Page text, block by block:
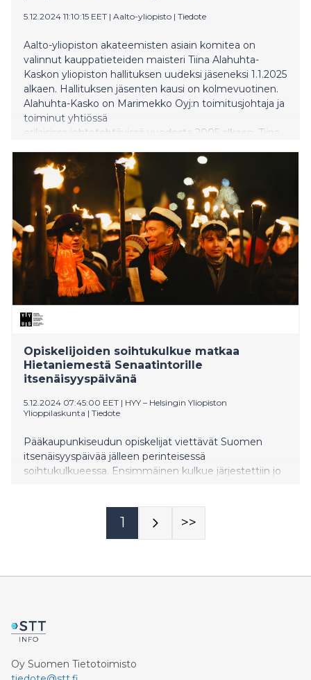
5.12.2024 11:10:15 EET | Aalto-yliopisto | Tiedote
Aalto-yliopiston akateemisten asiain komitea on
valinnut kauppatieteiden maisteri Tiina Alahuhta-
Kaskon yliopiston hallituksen uudeksi jäseneksi 1.1.2025
alkaen. Hallituksen jäsenten kausi on kolmevuotinen.
Alahuhta-Kasko on Marimekko Oyj:n toimitusjohtaja ja
toiminut yhtiössä
erilaisissa johtotehtävissä vuodesta 2005 alkaen. Tiina
käytännön kokemusta liike-elämästä ja johtamisesta
sekä monialaisesta yritys-yliopisto-yhteistyöstä ja
erityisesti luovien alojen kytkemisestä liiketoimintaan.
Tiina Alahuhta-Kaskolla on kauppatieteiden maisterin
tutkinto Helsingin kauppakorkeakoulusta sekä CEMS
Global Alliancen myöntämä CEMS Master in
International Management -tutkinto. Hän on
suorittanut johtamiskoulutusohjelmia Harvard
Business Schoolissa sekä IMD Business Schoolissa.
Hän toimii hallituksen jäsenenä muun muassa
Finnairissa ja Climate Leadership Coalition -
verkostossa. Hän on IMD Business
Opiskelijoiden soihtukulkue matkaa
Hietaniemestä Senaatintorille
itsenäisyyspäivänä
5.12.2024 07:45:00 EET | HYY – Helsingin Yliopiston
Ylioppilaskunta | Tiedote
Pääkaupunkiseudun opiskelijat viettävät Suomen
itsenäisyyspäivää jälleen perinteisessä
soihtukulkueessa. Ensimmäinen kulkue järjestettiin jo
1 >>
Oy Suomen Tietotoimisto